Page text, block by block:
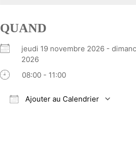
QUAND
jeudi 19 novembre 2026 -
2026
08:00 - 11:00
Ajouter au Calendrier